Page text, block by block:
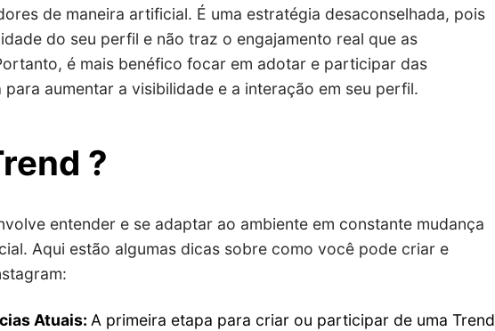
de maneira artificial. É uma estratégia desaconselhada, pois
do seu perfil e não traz o engajamento real que as
é mais benéfico focar em adotar e participar das
aumentar a visibilidade e a interação em seu perfil.
?
entender e se adaptar ao ambiente em constante mudança
Aqui estão algumas dicas sobre como você pode criar e
Atuais: A primeira etapa para criar ou participar de uma Trend